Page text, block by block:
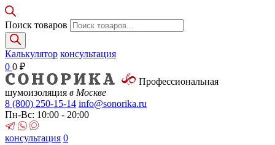
Поиск товаров
Калькулятор консультация
0 0 ₽
Профессиональная
шумоизоляция в Москве
8 (800) 250-15-14 info@sonorika.ru
Пн-Вс: 10:00 - 20:00
консультация 0